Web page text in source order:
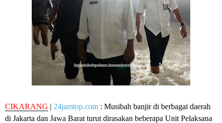
CIKARANG | 24jamtop.com : Musibah banjir di berbagai daerah
di Jakarta dan Jawa Barat turut dirasakan beberapa Unit Pelaksana